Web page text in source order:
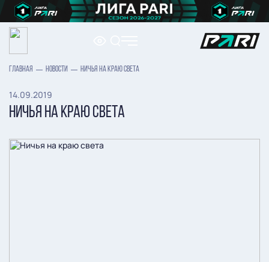
ГЛАВНАЯ НОВОСТИ НИЧЬЯ НА КРАЮ СВЕТА
14.09.2019
НИЧЬЯ НА КРАЮ СВЕТА